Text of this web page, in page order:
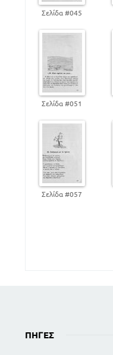
Σελίδα #045
Σελίδα #051
Σελίδα #057
ΠΗΓΈΣ